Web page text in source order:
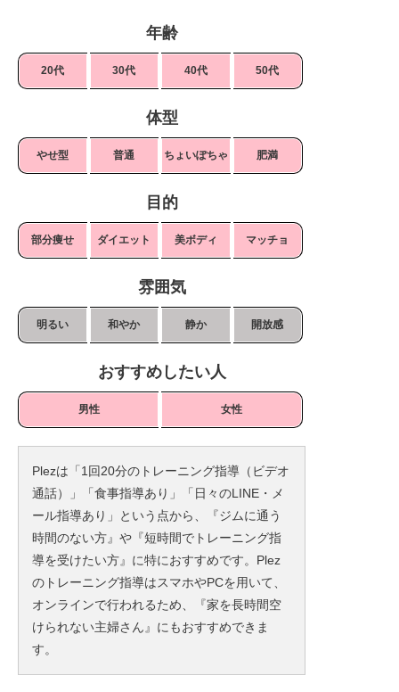
年齢
20代 30代 40代 50代
体型
やせ型 普通 ちょいぽちゃ 肥満
目的
部分痩せ ダイエット 美ボディ マッチョ
雰囲気
明るい 和やか 静か 開放感
おすすめしたい人
男性 女性
Plezは「1回20分のトレーニング指導（ビデオ
通話）」「食事指導あり」「日々のLINE・メ
ール指導あり」という点から、『ジムに通う
時間のない方』や『短時間でトレーニング指
導を受けたい方』に特におすすめです。Plez
のトレーニング指導はスマホやPCを用いて、
オンラインで行われるため、『家を長時間空
けられない主婦さん』にもおすすめできま
す。